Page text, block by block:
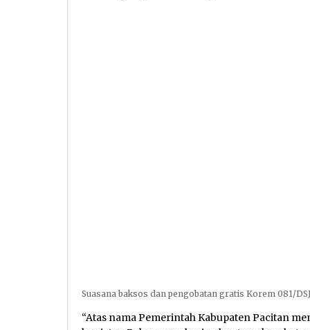
Suasana baksos dan pengobatan gratis Korem 081/
“Atas nama Pemerintah Kabupaten Pacitan